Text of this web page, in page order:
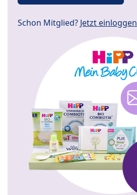
Schon Mitglied? Jetzt einloggen